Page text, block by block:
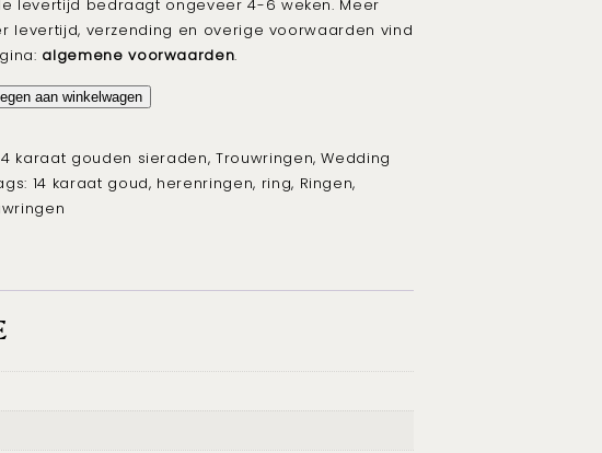
levertijd bedraagt ongeveer 4-6 weken. Meer
levertijd, verzending en overige voorwaarden vind
algemene voorwaarden.
aan winkelwagen
karaat gouden sieraden,Trouwringen,Wedding
14 karaat goud, herenringen, ring, Ringen,